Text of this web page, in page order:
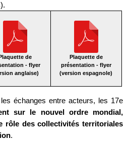
de
- flyer
anglaise)
Plaquette de
présentation - flyer
(version espagnole)
échanges entre acteurs, les 17e
sur le nouvel ordre mondial,
rôle des collectivités territoriales
.